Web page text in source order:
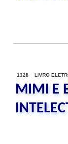
1328 LIVRO
MIMI E